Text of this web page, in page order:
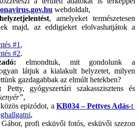
webdoldalt,
, amelyeket természetesen
majd, az eddigieket elolvashatjátok a
#1 ,
#2.
elmondtuk, mit gondolunk a
látjuk a kialakult helyzetet, milyen
gazdagabbak az elmúlt hetekben?
Petty, gyógyszertári szakasszisztens és
,
epizódot, a KB034 – Pettyes Adás-t
,
Gábor, profi esküvői fotós, esküvői szezon